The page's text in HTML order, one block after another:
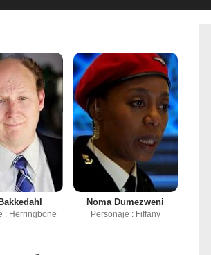
: Herringbone
Noma Dumezweni
Personaje : Fiffany